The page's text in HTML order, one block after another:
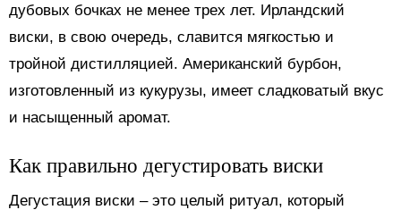
дубовых бочках не менее трех лет. Ирландский
виски, в свою очередь, славится мягкостью и
тройной дистилляцией. Американский бурбон,
изготовленный из кукурузы, имеет сладковатый вкус
и насыщенный аромат.
Как правильно дегустировать виски
Дегустация виски – это целый ритуал, который